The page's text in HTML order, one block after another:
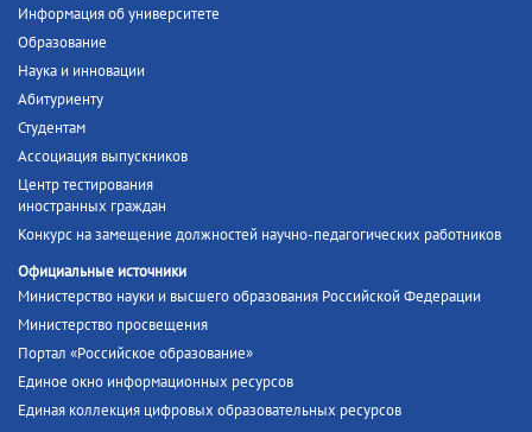
Информация об университете
Образование
Наука и инновации
Абитуриенту
Студентам
Ассоциация выпускников
Центр тестирования
иностранных граждан
Конкурс на замещение должностей научно-педагогических работников
Официальные источники
Министерство науки и высшего образования Российской Федерации
Министерство просвещения
Портал «Российское образование»
Единое окно информационных ресурсов
Единая коллекция цифровых образовательных ресурсов